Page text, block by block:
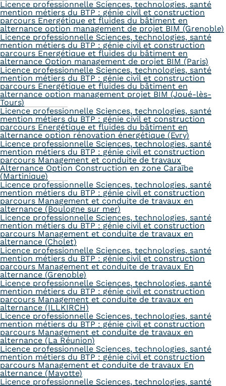
Licence professionnelle Sciences, technologies, santé
mention métiers du BTP : génie civil et construction
parcours Energétique et fluides du bâtiment en
alternance option management de projet BIM (Grenoble)
Licence professionnelle Sciences, technologies, santé
mention métiers du BTP : génie civil et construction
parcours Energétique et fluides du bâtiment en
alternance Option management de projet BIM (Paris)
Licence professionnelle Sciences, technologies, santé
mention métiers du BTP : génie civil et construction
parcours Energétique et fluides du bâtiment en
alternance option management projet BIM (Joué-lès-
Tours)
Licence professionnelle Sciences, technologies, santé
mention métiers du BTP : génie civil et construction
parcours Energétique et fluides du bâtiment en
alternance option rénovation énergétique (Evry)
Licence professionnelle Sciences, technologies, santé
mention métiers du BTP : génie civil et construction
parcours Management et conduite de travaux
Alternance Option Construction en zone Caraïbe
(Martinique)
Licence professionnelle Sciences, technologies, santé
mention métiers du BTP : génie civil et construction
parcours Management et conduite de travaux en
alternance (Boulogne sur mer)
Licence professionnelle Sciences, technologies, santé
mention métiers du BTP : génie civil et construction
parcours Management et conduite de travaux en
alternance (Cholet)
Licence professionnelle Sciences, technologies, santé
mention métiers du BTP : génie civil et construction
parcours Management et conduite de travaux En
alternance (Grenoble)
Licence professionnelle Sciences, technologies, santé
mention métiers du BTP : génie civil et construction
parcours Management et conduite de travaux en
alternance (ILLKIRCH)
Licence professionnelle Sciences, technologies, santé
mention métiers du BTP : génie civil et construction
parcours Management et conduite de travaux en
alternance (La Réunion)
Licence professionnelle Sciences, technologies, santé
mention métiers du BTP : génie civil et construction
parcours Management et conduite de travaux En
alternance (Mayotte)
Licence professionnelle Sciences, technologies, santé